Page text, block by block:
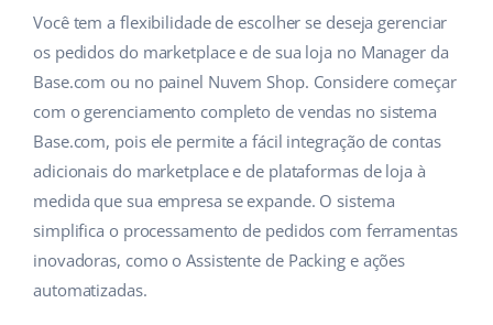
Casos de Sucesso
Calculadora de benefícios
Colaboração e parcerias
Parceiros Base
Contato
español (AR)
español (MX)
Français
Italiano
polski
português (BR)
Você tem a flexibilidade de escolher se deseja gerenciar
os pedidos do marketplace e de sua loja no Manager da
Base.com ou no painel Nuvem Shop. Considere começar
com o gerenciamento completo de vendas no sistema
Base.com, pois ele permite a fácil integração de contas
adicionais do marketplace e de plataformas de loja à
medida que sua empresa se expande. O sistema
simplifica o processamento de pedidos com ferramentas
inovadoras, como o Assistente de Packing e ações
automatizadas.